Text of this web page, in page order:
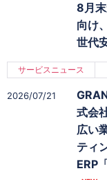
8月
向け
世代
2026/07/21
サービスニュース
式会
広い
ティ
ERP